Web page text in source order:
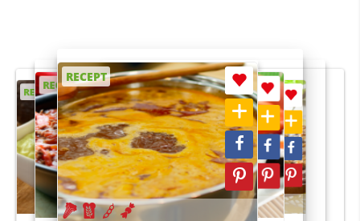
RECEPT
RECEPT
RECEPT
RECEPT
RECEPT